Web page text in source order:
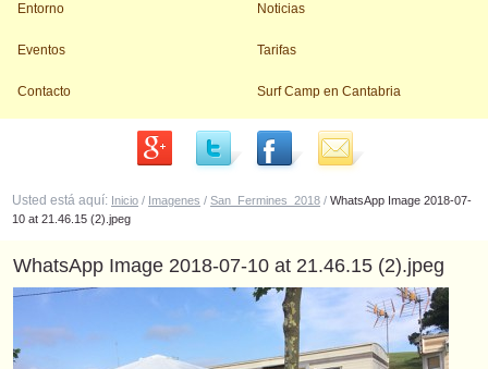
Entorno Noticias
Eventos Tarifas
Contacto Surf Camp en Cantabria
Usted está aquí: Inicio / Imagenes /San_Fermines_2018 /WhatsApp Image 2018-07-
10 at 21.46.15 (2).jpeg
WhatsApp Image 2018-07-10 at 21.46.15 (2).jpeg